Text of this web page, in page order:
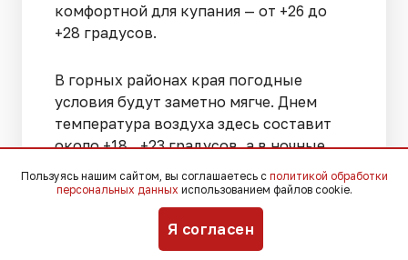
комфортной для купания — от +26 до
+28 градусов.
В горных районах края погодные
условия будут заметно мягче. Днем
температура воздуха здесь составит
около +18…+23 градусов, а в ночные
часы может опускаться до +13
градусов.
Кроме того, Краснодарский краевой
Пользуясь нашим сайтом, вы соглашаетесь с политикой обработки
персональных данных использованием файлов cookie.
Я согласен